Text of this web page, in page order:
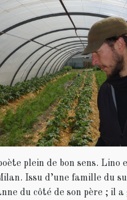
plein de bon sens. Lino
Issu d’une famille du
du côté de son père ; il